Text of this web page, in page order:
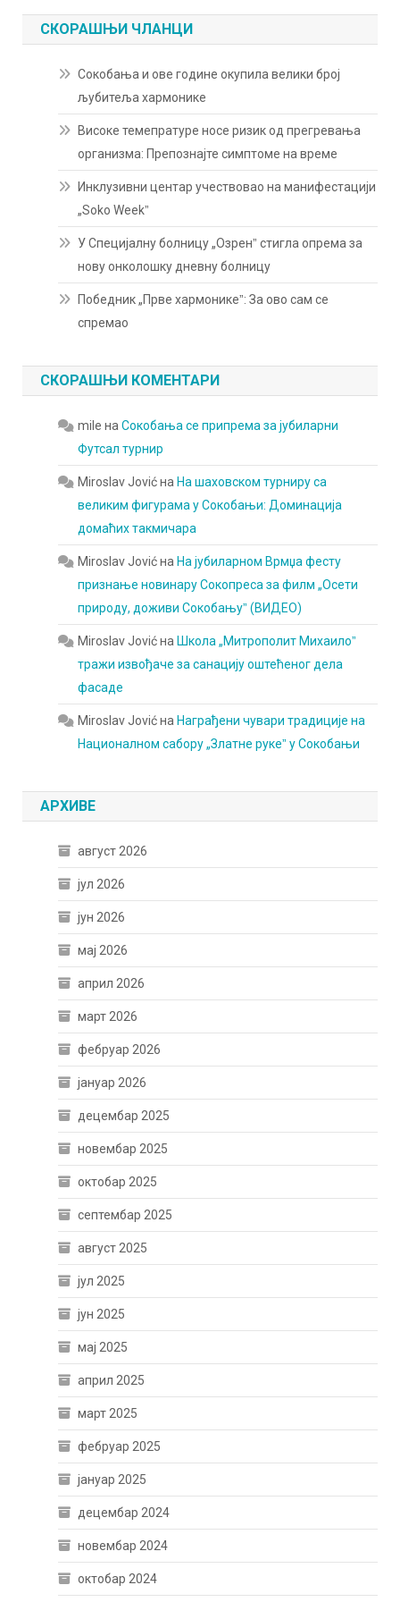
СКОРАШЊИ ЧЛАНЦИ
Сокобања и ове године окупила велики број
љубитеља хармонике
Високе темепратуре носе ризик од прегревања
организма: Препознајте симптоме на време
Инклузивни центар учествовао на манифестацији
„Soko Weekˮ
У Специјалну болницу „Озренˮ стигла опрема за
нову онколошку дневну болницу
Победник „Прве хармоникеˮ: За ово сам се
спремао
СКОРАШЊИ КОМЕНТАРИ
mile наСокобања се припрема за јубиларни
Футсал турнир
Miroslav Jovićна На шаховском турниру са
великим фигурама у Сокобањи: Доминација
домаћих такмичара
Miroslav Jovićна На јубиларном Врмџа фесту
признање новинару Сокопреса за филм „Осети
природу, доживи Сокобањуˮ (ВИДЕО)
Miroslav Jovićна Школа „Митрополит Михаилоˮ
тражи извођаче за санацију оштећеног дела
фасаде
Miroslav Jovićна Награђени чувари традиције на
Националном сабору „Златне рукеˮ у Сокобањи
АРХИВЕ
август 2026
јул 2026
јун 2026
мај 2026
април 2026
март 2026
фебруар 2026
јануар 2026
децембар 2025
новембар 2025
октобар 2025
септембар 2025
август 2025
јул 2025
јун 2025
мај 2025
април 2025
март 2025
фебруар 2025
јануар 2025
децембар 2024
новембар 2024
октобар 2024